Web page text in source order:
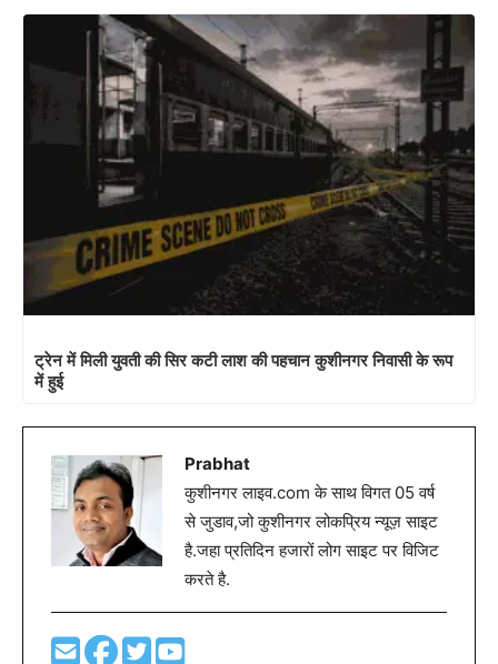
ट्रेन में मिली युवती की सिर कटी लाश की पहचान कुशीनगर निवासी के रूप
में हुई
Prabhat
कुशीनगर लाइव.com के साथ विगत 05 वर्ष
से जुडाव,जो कुशीनगर लोकप्रिय न्यूज़ साइट
है.जहा प्रतिदिन हजारों लोग साइट पर विजिट
करते है.